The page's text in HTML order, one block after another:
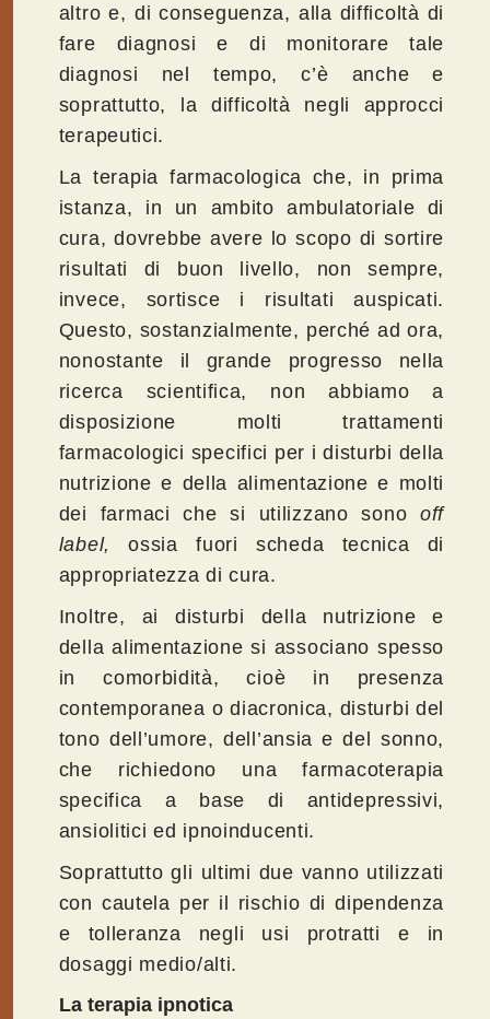
altro e, di conseguenza, alla difficoltà di
fare diagnosi e di monitorare tale
diagnosi nel tempo, c’è anche e
soprattutto, la difficoltà negli approcci
terapeutici.
La terapia farmacologica che, in prima
istanza, in un ambito ambulatoriale di
cura, dovrebbe avere lo scopo di sortire
risultati di buon livello, non sempre,
invece, sortisce i risultati auspicati.
Questo, sostanzialmente, perché ad ora,
nonostante il grande progresso nella
ricerca scientifica, non abbiamo a
disposizione molti trattamenti
farmacologici specifici per i disturbi della
nutrizione e della alimentazione e molti
dei farmaci che si utilizzano sonooff
label,
ossia fuori scheda tecnica di
appropriatezza di cura.
Inoltre, ai disturbi della nutrizione e
della alimentazione si associano spesso
in comorbidità, cioè in presenza
contemporanea o diacronica, disturbi del
tono dell’umore, dell’ansia e del sonno,
che richiedono una farmacoterapia
specifica a base di antidepressivi,
ansiolitici ed ipnoinducenti.
Soprattutto gli ultimi due vanno utilizzati
con cautela per il rischio di dipendenza
e tolleranza negli usi protratti e in
dosaggi medio/alti.
La terapia ipnotica